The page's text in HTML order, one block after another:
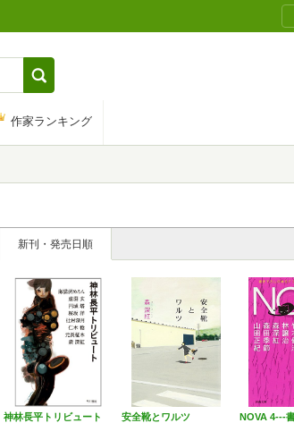
作家ランキング
新刊・発売日順
神林長平トリビュート
安全靴とワルツ
NOVA 4---